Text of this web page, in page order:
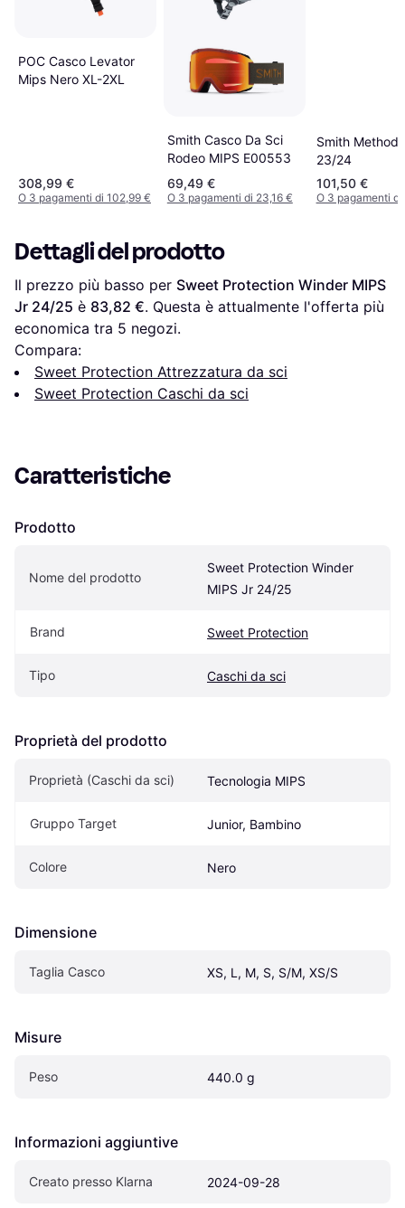
POC Casco Levator
Mips Nero XL-2XL
308,99 €
O 3 pagamenti di 102,99 €
Smith Casco Da Sci
Rodeo MIPS E00553
69,49 €
O 3 pagamenti di 23,16 €
Smith Method
23/24
101,50 €
O 3 pagamenti
Dettagli del prodotto
Il prezzo più basso per Sweet Protection Winder MIPS
Jr 24/25 è 83,82 €. Questa è attualmente l'offerta più
economica tra 5 negozi.
Compara:
Sweet Protection Attrezzatura da sci
Sweet Protection Caschi da sci
Caratteristiche
Prodotto
Nome del prodotto
Sweet Protection Winder
MIPS Jr 24/25
Brand Sweet Protection
Tipo Caschi da sci
Proprietà del prodotto
Proprietà (Caschi da sci) Tecnologia MIPS
Gruppo Target Junior, Bambino
Colore Nero
Dimensione
Taglia Casco XS, L, M, S, S/M, XS/S
Misure
Peso 440.0 g
Informazioni aggiuntive
Creato presso Klarna 2024-09-28